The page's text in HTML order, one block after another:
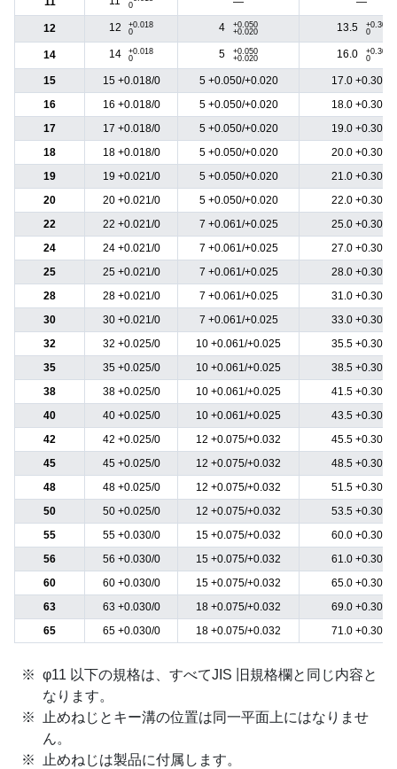
0
12 12
+0.018
0
4
+0.050
+0.020
13.5
+0.30
0
14 14
+0.018
0
5
+0.050
+0.020
16.0
+0.30
0
15 15 +0.018/0 5 +0.050/+0.020
17.0 +0.30/0
16
16 +0.018/0 5 +0.050/+0.020
18.0 +0.30/0
17
17 +0.018/0 5 +0.050/+0.020
19.0 +0.30/0
18
18 +0.018/0 5 +0.050/+0.020
20.0 +0.30/0
19
19 +0.021/0 5 +0.050/+0.020
21.0 +0.30/0
20
20 +0.021/0 5 +0.050/+0.020
22.0 +0.30/0
22
22 +0.021/0 7 +0.061/+0.025
25.0 +0.30/0
24
24 +0.021/0 7 +0.061/+0.025
27.0 +0.30/0
25
25 +0.021/0 7 +0.061/+0.025
28.0 +0.30/0
28
28 +0.021/0 7 +0.061/+0.025
31.0 +0.30/0
30
30 +0.021/0 7 +0.061/+0.025
33.0 +0.30/0
32
32 +0.025/0 10 +0.061/+0.025
35.5 +0.30/0
35
35 +0.025/0 10 +0.061/+0.025
38.5 +0.30/0
38
38 +0.025/0 10 +0.061/+0.025
41.5 +0.30/0
40
40 +0.025/0 10 +0.061/+0.025
43.5 +0.30/0
42
42 +0.025/0 12 +0.075/+0.032
45.5 +0.30/0
45
45 +0.025/0 12 +0.075/+0.032
48.5 +0.30/0
48
48 +0.025/0 12 +0.075/+0.032
51.5 +0.30/0
50
50 +0.025/0 12 +0.075/+0.032
53.5 +0.30/0
55
55 +0.030/0 15 +0.075/+0.032
60.0 +0.30/0
56
56 +0.030/0 15 +0.075/+0.032
61.0 +0.30/0
60
60 +0.030/0 15 +0.075/+0.032
65.0 +0.30/0
63
63 +0.030/0 18 +0.075/+0.032
69.0 +0.30/0
65
65 +0.030/0 18 +0.075/+0.032 71.0 +0.30/0
φ11 以下の規格は、すべてJIS 旧規格欄と同じ内容と
なります。
止めねじとキー溝の位置は同一平面上にはなりませ
ん。
止めねじは製品に付属します。